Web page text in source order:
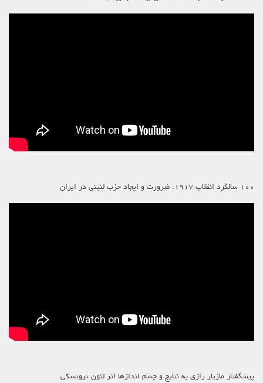
۱۰۰ سالگرد انقلاب ۱۹۱۷: ضرورت و ایجاد حزب لنینی در ایران
پیشگفتار مازیار رازی به نتایج و چشم اندازها اثر لئون تروتسکی